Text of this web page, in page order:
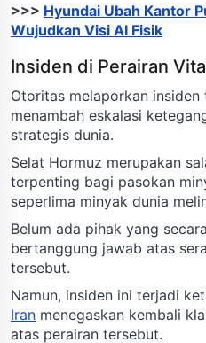
>>> Hyundai Ubah Kantor
Wujudkan Visi AI Fisik
Insiden di Perairan
Otoritas melaporkan insiden
menambah eskalasi
strategis dunia.
Selat Hormuz merupakan
terpenting bagi pasokan
seperlima minyak dunia
Belum ada pihak yang
bertanggung jawab atas
tersebut.
Namun, insiden ini terjadi
Iran menegaskan kembali
atas perairan tersebut.